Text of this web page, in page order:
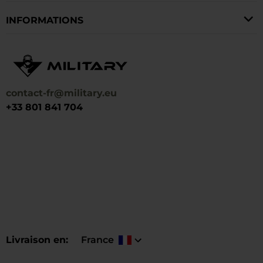
contact-fr@military.eu
+33 801 841 704
Livraison en France
INFORMATIONS